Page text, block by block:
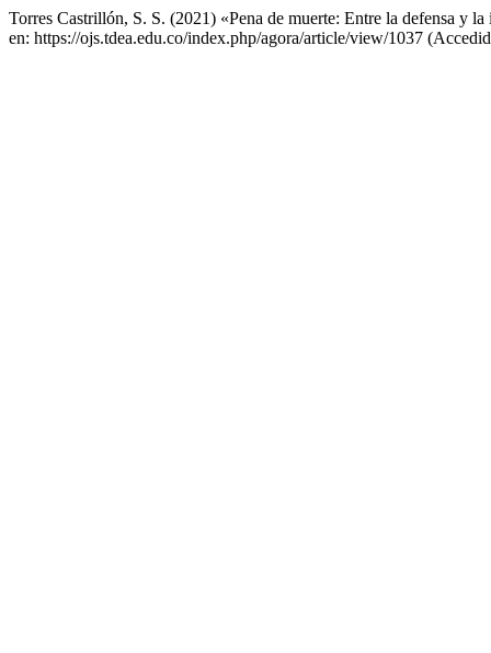
Torres Castrillón, S. S. (2021) «Pena de muerte: Entre la defensa y
en: https://ojs.tdea.edu.co/index.php/agora/article/view/1037